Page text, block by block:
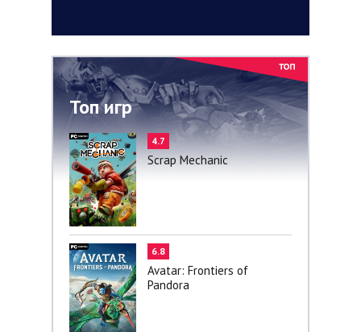
Топ игр
4.7
Scrap Mechanic
6.8
Avatar: Frontiers of
Pandora